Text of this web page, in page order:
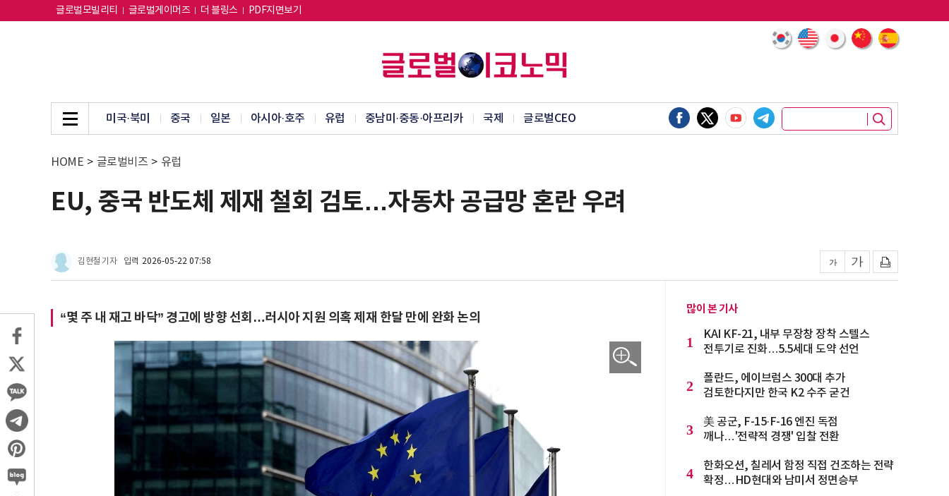
글로벌모빌리티 글로벌게이머즈 더 블링스 PDF지면보기
미국·북미 중국 일본 아시아·호주 유럽 중남미·중동·아프리카 국제 글로벌CEO
HOME > 글로벌비즈 > 유럽
EU, 중국 반도체 제재 철회 검토…자동차 공급망 혼란 우려
김현철 기자 입력 2026-05-22 07:58
“몇 주 내 재고 바닥” 경고에 방향 선회…러시아 지원 의혹 제재 한달 만에 완화 논의
많이 본 기사
1
KAI KF-21, 내부 무장창 장착 스텔스
전투기로 진화…5.5세대 도약 선언
2
폴란드, 에이브럼스 300대 추가
검토한다지만 한국 K2 수주 굳건
3
美 공군, F-15·F-16 엔진 독점
깨나…'전략적 경쟁' 입찰 전환
4
한화오션, 칠레서 함정 직접 건조하는 전략
확정…HD현대와 남미서 정면승부